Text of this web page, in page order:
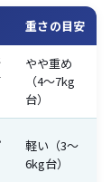
重さの目安
やや重め
（4〜7kg
台）
軽い（3〜
6kg台）